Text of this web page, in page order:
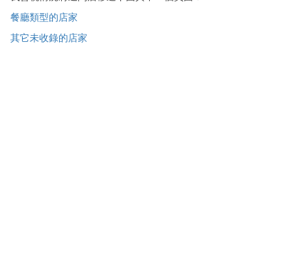
餐廳類型的店家
其它未收錄的店家